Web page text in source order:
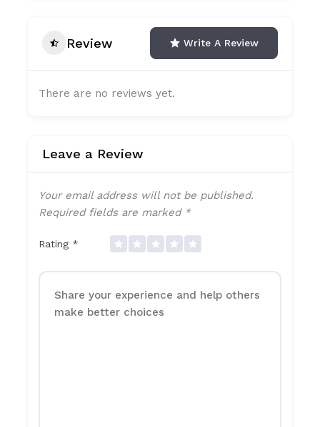
Review Write A Review
There are no reviews yet.
Leave a Review
Your email address will not be published.
Required fields are marked *
Rating *